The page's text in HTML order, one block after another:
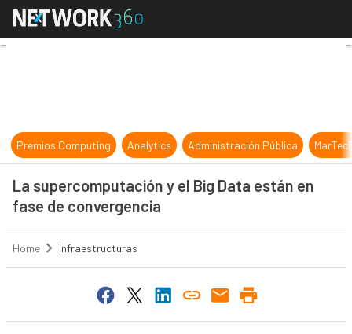
La supercomputación y el Big
Premios Computing Analytics Administración Pública
La supercomputación y el Big Data están en
fase de convergencia
Home Infraestructuras